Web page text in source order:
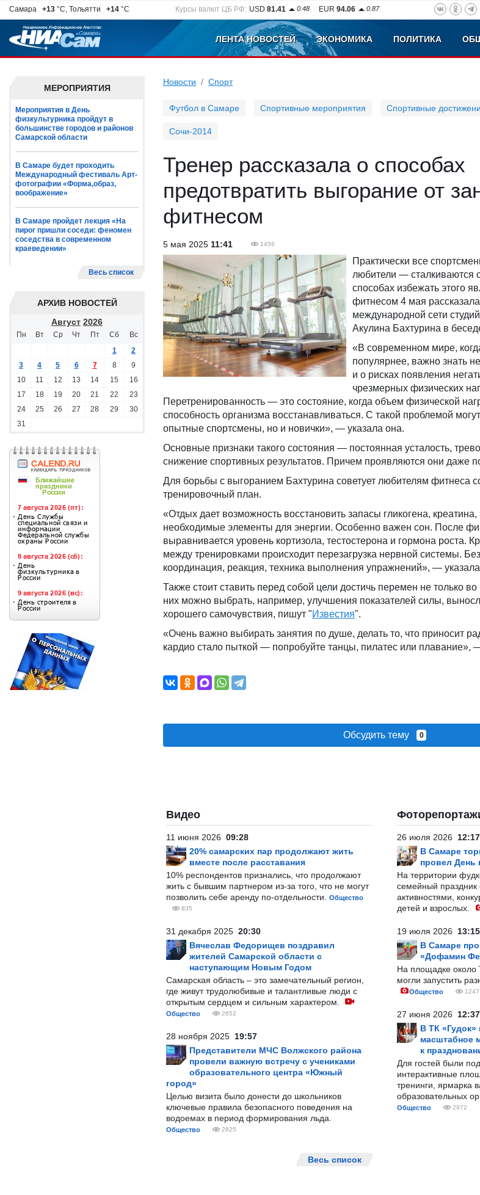
Самара +13 °C, Тольятти +14 °C Курсы валют ЦБ РФ: USD 81.41 0.48 EUR 94.06 0.87
ЛЕНТА НОВОСТЕЙ ЭКОНОМИКА ПОЛИТИКА
МЕРОПРИЯТИЯ
Мероприятия в День
физкультурника пройдут в
большинстве городов и районов
Самарской области
В Самаре будет проходить
Международный фестиваль Арт-
фотографии «Форма,образ,
воображение»
В Самаре пройдет лекция «На
пирог пришли соседи: феномен
соседства в современном
краеведении»
Весь список
АРХИВ НОВОСТЕЙ
Август 2026
Пн Вт Ср Чт Пт Сб
Вс
1
2
3
4 5 6 7 8
9
10
11 12 13 14 15
16
17
18 19 20 21 22
23
24
25 26 27 28 29
30
31
Новости Спорт
Футбол в Самаре Спортивные мероприятия Спортивные
Сочи-2014
Тренер рассказала о способах
предотвратить выгорание от
фитнесом
5 мая 2025 11:41 1456
Практически все
любители — сталкиваются
способах избежать этого
фитнесом 4 мая
международной сети
Акулина Бахтурина в
«В современном мире,
популярнее, важно знать
и о рисках появления
чрезмерных физических
Перетренированность — это состояние, когда объем физической
способность организма восстанавливаться. С такой проблемой
опытные спортсмены, но и новички», — указала она.
Основные признаки такого состояния — постоянная усталость,
снижение спортивных результатов. Причем проявляются они даже
Для борьбы с выгоранием Бахтурина советует любителям фитнеса
тренировочный план.
«Отдых дает возможность восстановить запасы гликогена,
необходимые элементы для энергии. Особенно важен сон. После
выравнивается уровень кортизола, тестостерона и гормона роста.
между тренировками происходит перезагрузка нервной системы.
координация, реакция, техника выполнения упражнений», — указала
Также стоит ставить перед собой цели достичь перемен не только
них можно выбрать, например, улучшения показателей силы,
хорошего самочувствия, пишут "Известия".
«Очень важно выбирать занятия по душе, делать то, что приносит
кардио стало пыткой — попробуйте танцы, пилатес или плавание»,
Обсудить тему 0
Видео
11 июня 2026 09:28
20% самарских пар продолжают жить
вместе после расставания
10% респондентов признались, что продолжают
жить с бывшим партнером из-за того, что не могут
позволить себе аренду по-отдельности.
Общество
835
31 декабря 2025 20:30
Вячеслав Федорищев поздравил
жителей Самарской области с
наступающим Новым Годом
Самарская область – это замечательный регион,
где живут трудолюбивые и талантливые люди с
открытым сердцем и сильным характером.
Общество 2652
28 ноября 2025 19:57
Представители МЧС Волжского района
провели важную встречу с учениками
образовательного центра «Южный
город»
Целью визита было донести до школьников
ключевые правила безопасного поведения на
водоемах в период формирования льда.
Общество 2825
Весь список
26 июля 2026 12:17
В Самаре
провел День
На территории
семейный
активностями,
детей и взрослых.
19 июля 2026 13:15
В Самаре
«Дофамин
На площадке
могли запустить
Общество 1247
27 июня 2026 12:37
В ТК
масштабное
к
Для гостей были
интерактивные
тренинги, ярмарка
образовательных
Общество 2972